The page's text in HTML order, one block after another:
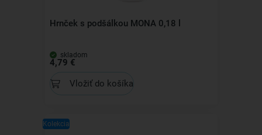
Hrnček s podšálkou MONA 0,18 l
skladom
4,79 €
Vložiť do košíka
Kolekcia